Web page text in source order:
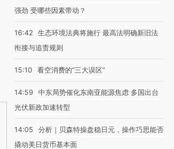
强劲 受哪些因素带动？
16:42 生态环境法典将施行 最高法明确新旧法
衔接与追责规则
15:10 看空消费的“三大误区”
14:59
中东局势催化东南亚能源焦虑 多国出台
光伏新政加速转型
14:05
分析｜贝森特操盘稳日元，操作巧思能否
撬动美日货币基本面